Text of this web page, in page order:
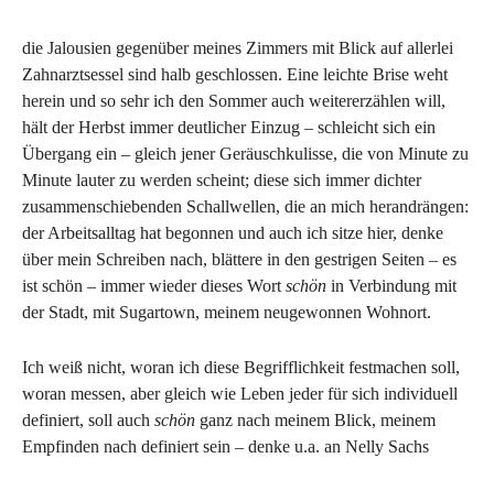
die Jalousien gegenüber meines Zimmers mit Blick auf allerlei
Zahnarztsessel sind halb geschlossen. Eine leichte Brise weht
herein und so sehr ich den Sommer auch weitererzählen will,
hält der Herbst immer deutlicher Einzug – schleicht sich ein
Übergang ein – gleich jener Geräuschkulisse, die von Minute zu
Minute lauter zu werden scheint; diese sich immer dichter
zusammenschiebenden Schallwellen, die an mich herandrängen:
der Arbeitsalltag hat begonnen und auch ich sitze hier, denke
über mein Schreiben nach, blättere in den gestrigen Seiten – es
ist schön – immer wieder dieses Wort schön in Verbindung mit
der Stadt, mit Sugartown, meinem neugewonnen Wohnort.
Ich weiß nicht, woran ich diese Begrifflichkeit festmachen soll,
woran messen, aber gleich wie Leben jeder für sich individuell
definiert, soll auch schön ganz nach meinem Blick, meinem
Empfinden nach definiert sein – denke u.a. an Nelly Sachs